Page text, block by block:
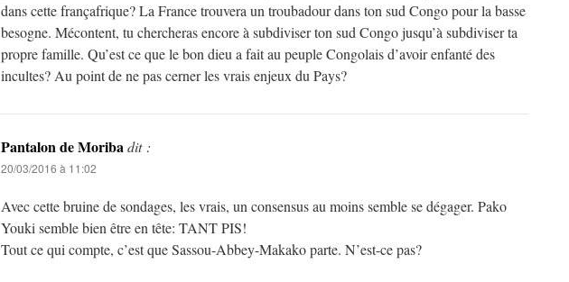
dans cette françafrique? La France trouvera un troubadour dans ton sud Congo pour la basse
besogne. Mécontent, tu chercheras encore à subdiviser ton sud Congo jusqu’à subdiviser ta
propre famille. Qu’est ce que le bon dieu a fait au peuple Congolais d’avoir enfanté des
incultes? Au point de ne pas cerner les vrais enjeux du Pays?
Pantalon de Moribadit :
20/03/2016 à 11:02
Avec cette bruine de sondages, les vrais, un consensus au moins semble se dégager. Pako
Youki semble bien être en tête: TANT PIS!
Tout ce qui compte, c’est que Sassou-Abbey-Makako parte. N’est-ce pas?